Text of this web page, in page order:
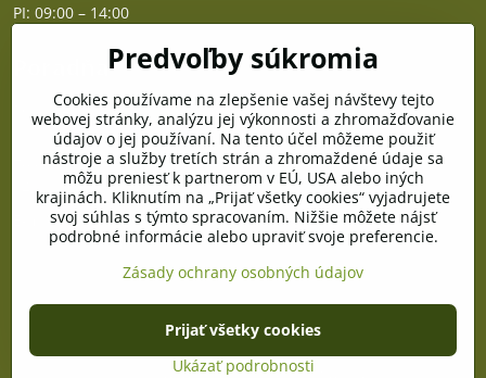
PI: 09:00 – 14:00
PO - PIA od 10:00 do 14:00
Telefón poradňa:
+421 903 996 513
E-mail:
poradna@pramenzdravia.sk
©2026Copyright
Predvoľby súkromiaZásady ochrany osobných údajov
Stav objednávky
Predvoľby súkromia
Cookies používame na zlepšenie vašej návštevy tejto
webovej stránky, analýzu jej výkonnosti a zhromažďovanie
údajov o jej používaní. Na tento účel môžeme použiť
nástroje a služby tretích strán a zhromaždené údaje sa
môžu preniesť k partnerom v EÚ, USA alebo iných
krajinách. Kliknutím na „Prijať všetky cookies“ vyjadrujete
svoj súhlas s týmto spracovaním. Nižšie môžete nájsť
podrobné informácie alebo upraviť svoje preferencie.
Zásady ochrany osobných údajov
Ukázať podrobnosti
Prijať všetky cookies